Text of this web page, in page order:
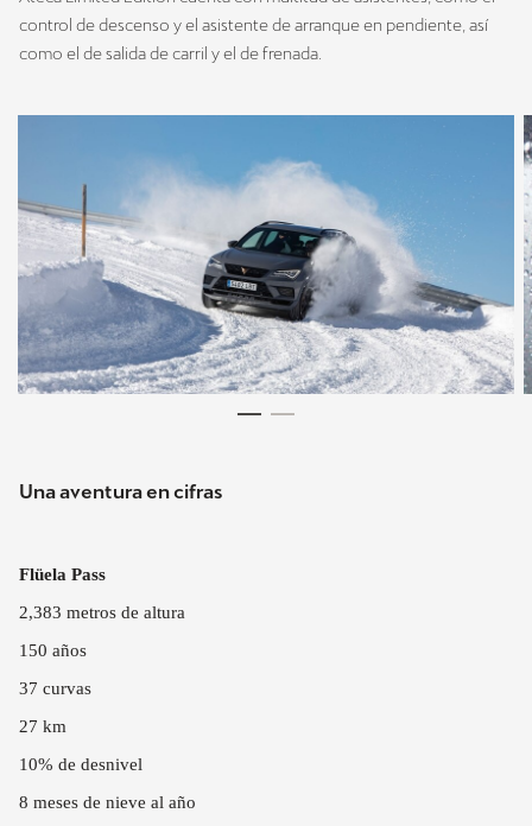
control de descenso y el asistente de arranque en pendiente, así
como el de salida de carril y el de frenada.
Una aventura en cifras
Flüela Pass
2,383 metros de altura
150 años
37 curvas
27 km
10% de desnivel
8 meses de nieve al año